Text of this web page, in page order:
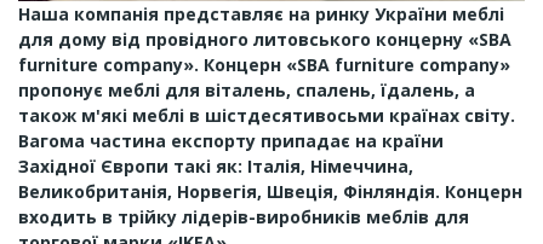
Наша компанія представляє на ринку України меблі
для дому від провідного литовського концерну «SBA
furniture company». Концерн «SBA furniture company»
пропонує меблі для віталень, спалень, їдалень, а
також м'які меблі в шістдесятивосьми країнах світу.
Вагома частина експорту припадає на країни
Західної Європи такі як: Італія, Німеччина,
Великобританія, Норвегія, Швеція, Фінляндія. Концерн
входить в трійку лідерів-виробників меблів для